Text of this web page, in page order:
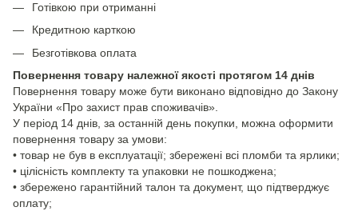
Готівкою при отриманні
Кредитною карткою
Безготівкова оплата
Повернення товару належної якості протягом 14 днів
Повернення товару може бути виконано відповідно до Закону
України «Про захист прав споживачів».
У період 14 днів, за останній день покупки, можна оформити
повернення товару за умови:
• товар не був в експлуатації; збережені всі пломби та ярлики;
• цілісність комплекту та упаковки не пошкоджена;
• збережено гарантійний талон та документ, що підтверджує
оплату;